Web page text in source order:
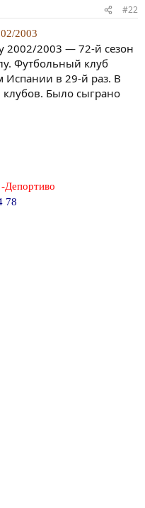
#22
2003
2002/2003 — 72-й сезон
Футбольный клуб
Испании в 29-й раз. В
Было сыграно
Депортиво
78